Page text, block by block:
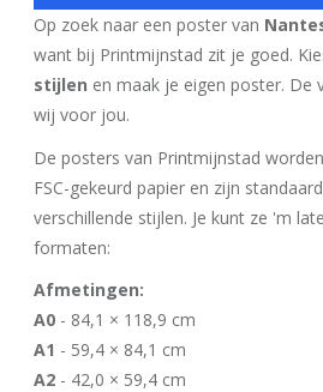
Op zoek naar een poster van
want bij Printmijnstad zit je goed.
stijlen en maak je eigen poster. De
wij voor jou.
De posters van Printmijnstad
FSC-gekeurd papier en zijn
verschillende stijlen. Je kunt ze 'm
formaten:
Afmetingen:
A0 - 84,1 × 118,9 cm
A1 - 59,4 × 84,1 cm
A2 - 42,0 × 59,4 cm